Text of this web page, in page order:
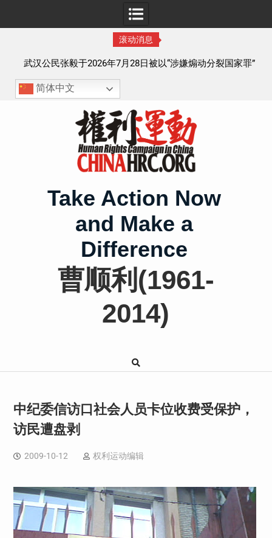
滚动消息
武汉公民张毅于2026年7月28日被以“涉嫌煽动分裂国家罪”
执行逮捕 目前羁押在拉萨市看守所
简体中文
Take Action Now
and Make a
Difference
曹顺利(1961-
2014)
中纪委信访口社会人员卡位收费受保护，
访民遭盘剥
2009-10-12 权利运动编辑